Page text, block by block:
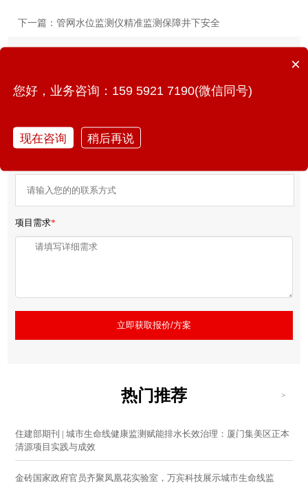
下一篇：管网水位监测仪精准监测保障井下安全
您的姓名*
项目需求*
立即获取报价/方案
热门推荐 >
住建部期刊 | 城市生命线健康监测赋能排水长效治理：厦门集美区正本
清源项目实践与成效
金砖国家政府官员齐聚凤凰花实验室，万宾科技展示城市生命线监
×
您好，业务咨询：159 5921 7190(微信同号)
现在咨询 稍后再说